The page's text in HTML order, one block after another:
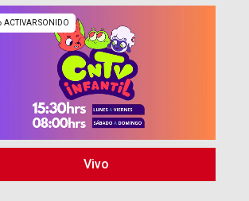
Radio UdeC
Noticias UdeC
La Discusión
Vivo